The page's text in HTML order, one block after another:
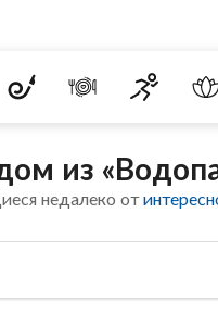
из
недалеко от